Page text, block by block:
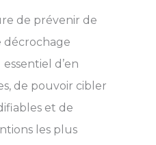
de prévenir de
décrochage
d’en
de pouvoir cibler
et de
les plus